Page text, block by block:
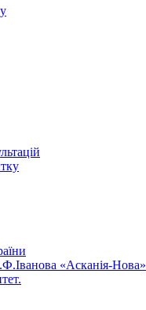
«Асканія-Нова»